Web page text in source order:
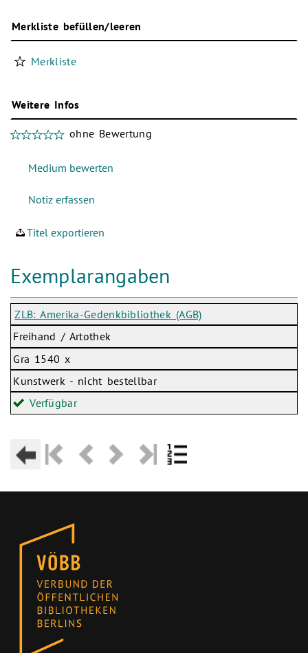
Merkliste befüllen/leeren
Merkliste
Weitere Infos
ohne Bewertung
Titel exportieren
Exemplarangaben
ZLB: Amerika-Gedenkbibliothek (AGB)
Freihand / Artothek
Gra 1540 x
Kunstwerk - nicht bestellbar
Verfügbar